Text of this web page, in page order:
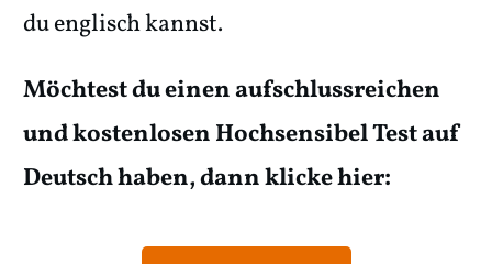
du englisch kannst.
Möchtest du einen aufschlussreichen
und kostenlosen Hochsensibel Test auf
Deutsch haben, dann klicke hier: